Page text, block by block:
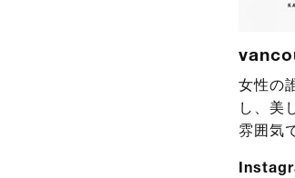
女性の
し、美
雰囲気